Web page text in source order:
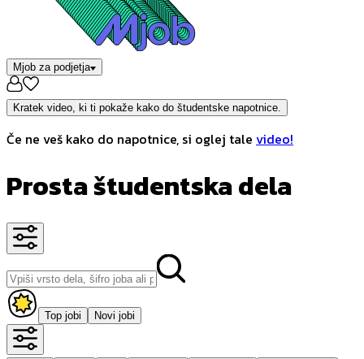
Mjob za podjetja
Kratek video, ki ti pokaže kako do študentske napotnice.
Če ne veš kako do napotnice, si oglej tale video!
Prosta študentska dela
Top jobi Novi jobi